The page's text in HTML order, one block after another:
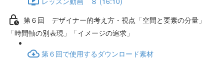
第６回 デザイナー的考え方・視点「空間と要素の分量」
「時間軸の別表現」「イメージの追求」
第６回で使用するダウンロード素材